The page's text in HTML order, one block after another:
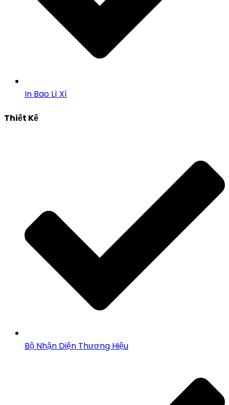
In Bao Lì Xì
Thiết Kế
Bộ Nhận Diện Thương Hiệu